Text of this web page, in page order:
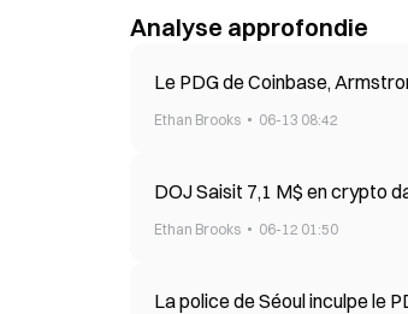
Analyse approfondie
Le PDG de Coinbase,
Ethan Brooks 06-13 08:42
DOJ Saisit 7,1 M$ en crypto
Ethan Brooks 06-12 01:50
La police de Séoul inculpe le